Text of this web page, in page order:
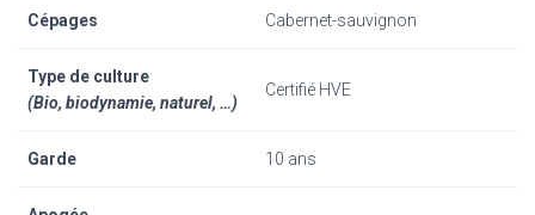
Cépages Cabernet-sauvignon
Type de culture
(Bio, biodynamie, naturel, …)
Certifié HVE
Garde 10 ans